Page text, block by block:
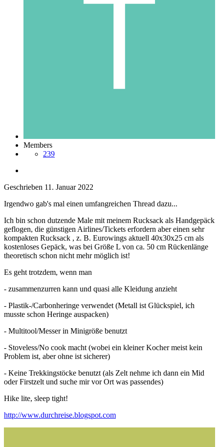
Members
239
Geschrieben 11. Januar 2022
Irgendwo gab's mal einen umfangreichen Thread dazu...
Ich bin schon dutzende Male mit meinem Rucksack als Handgepäck
geflogen, die günstigen Airlines/Tickets erfordern aber einen sehr
kompakten Rucksack , z. B. Eurowings aktuell 40x30x25 cm als
kostenloses Gepäck, was bei Größe L von ca. 50 cm Rückenlänge
theoretisch schon nicht mehr möglich ist!
Es geht trotzdem, wenn man
- zusammenzurren kann und quasi alle Kleidung anzieht
- Plastik-/Carbonheringe verwendet (Metall ist Glückspiel, ich
musste schon Heringe auspacken)
- Multitool/Messer in Minigröße benutzt
- Stoveless/No cook macht (wobei ein kleiner Kocher meist kein
Problem ist, aber ohne ist sicherer)
- Keine Trekkingstöcke benutzt (als Zelt nehme ich dann ein Mid
oder Firstzelt und suche mir vor Ort was passendes)
Hike lite, sleep tight!
http://www.durchreise.blogspot.com